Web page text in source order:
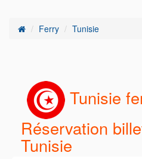
Ferry Tunisie
Tunisie
Réservation
Tunisie